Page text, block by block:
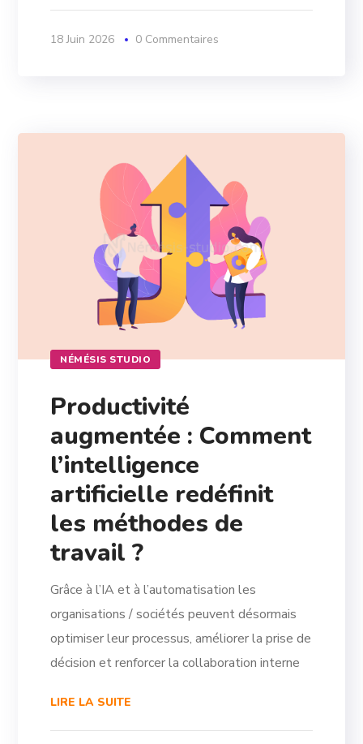
18 Juin 2026 0 Commentaires
NÉMÉSIS STUDIO
Productivité
augmentée : Comment
l’intelligence
artificielle redéfinit
les méthodes de
travail ?
Grâce à l’IA et à l’automatisation les
organisations / sociétés peuvent désormais
optimiser leur processus, améliorer la prise de
décision et renforcer la collaboration interne
LIRE LA SUITE